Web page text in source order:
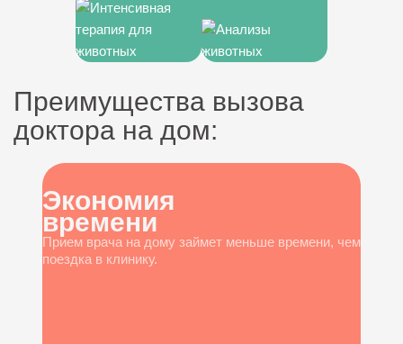
Преимущества вызова
доктора на дом:
Экономия
времени
Прием врача на дому займет меньше времени, чем
поездка в клинику.